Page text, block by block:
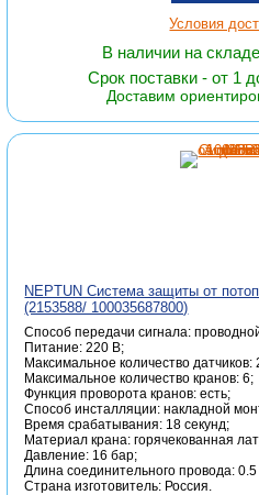
Условия
В наличии на
Срок поставки - от 1
Доставим
NEPTUN Система защиты от
(2153588/ 100035687800)
Способ передачи сигнала:
Питание: 220 В;
Максимальное количество датчиков:
Максимальное количество кранов: 6;
Функция проворота кранов: есть;
Способ инсталляции: накладной
Время срабатывания: 18 секунд;
Материал крана: горячекованная
Давление: 16 бар;
Длина соединительного провода:
Страна изготовитель: Россия.